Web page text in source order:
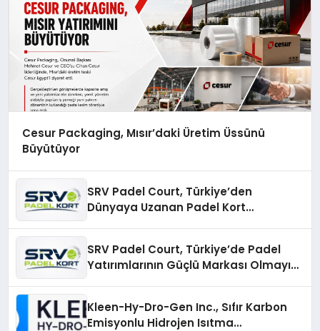
Cesur Packaging, Mısır’daki Üretim Üssünü
Büyütüyor
SRV Padel Court, Türkiye’den
Dünyaya Uzanan Padel Kort
SRV Padel Court, Türkiye’de Padel
Yatırımlarının Güçlü Markası Olmayı
Kleen-Hy-Dro-Gen Inc., Sıfır Karbon
Emisyonlu Hidrojen Isıtma